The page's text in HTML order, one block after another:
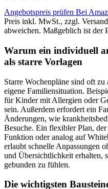
Angebotspreis prüfen Bei
Preis inkl. MwSt., zzgl.
abweichen. Maßgeblich ist der
Warum ein individuell
als starre Vorlagen
Starre Wochenpläne sind oft
eigene Familiensituation.
für Kinder mit Allergien oder
sein. Außerdem erfordert ein
Änderungen, wie
Besuche. Ein flexibler Plan,
Funktion oder analog auf
erlaubt schnelle Anpassungen
und Übersichtlichkeit erhalten,
gebunden zu fühlen.
Die wichtigsten